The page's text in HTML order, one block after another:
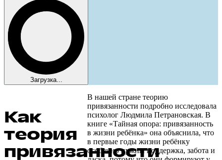
Загрузка...
Как
теория
привязанности
В нашей стране теорию
привязанности подробно исследовала
психолог Людмила Петрановская. В
книге «Тайная опора: привязанность
в жизни ребёнка» она объяснила, что
в первые годы жизни ребёнку
особенно нужны поддержка, забота и